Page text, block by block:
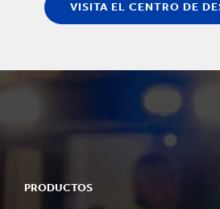
VISITA EL CENTRO DE
PRODUCTOS